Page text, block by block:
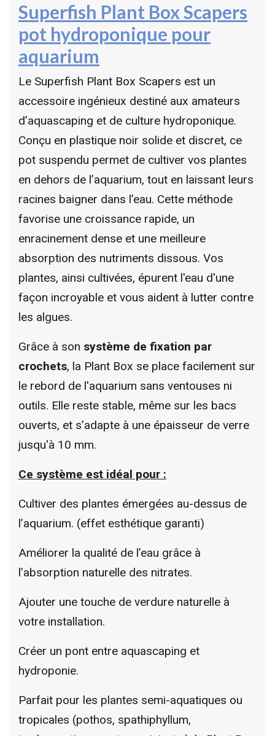
Superfish Plant Box Scapers
pot hydroponique pour
aquarium
Le Superfish Plant Box Scapers est un
accessoire ingénieux destiné aux amateurs
d’aquascaping et de culture hydroponique.
Conçu en plastique noir solide et discret, ce
pot suspendu permet de cultiver vos plantes
en dehors de l’aquarium, tout en laissant leurs
racines baigner dans l’eau. Cette méthode
favorise une croissance rapide, un
enracinement dense et une meilleure
absorption des nutriments dissous. Vos
plantes, ainsi cultivées, épurent l'eau d'une
façon incroyable et vous aident à lutter contre
les algues.
Grâce à son système de fixation par
crochets, la Plant Box se place facilement sur
le rebord de l'aquarium sans ventouses ni
outils. Elle reste stable, même sur les bacs
ouverts, et s’adapte à une épaisseur de verre
jusqu'à 10 mm.
Ce système est idéal pour :
Cultiver des plantes émergées au-dessus de
l’aquarium. (effet esthétique garanti)
Améliorer la qualité de l’eau grâce à
l’absorption naturelle des nitrates.
Ajouter une touche de verdure naturelle à
votre installation.
Créer un pont entre aquascaping et
hydroponie.
Parfait pour les plantes semi-aquatiques ou
tropicales (pothos, spathiphyllum,